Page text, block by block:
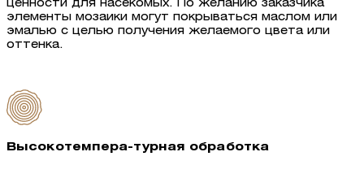
ценности для насекомых. По желанию заказчика
элементы мозаики могут покрываться маслом или
эмалью с целью получения желаемого цвета или
оттенка.
Высокотемпера-турная обработка